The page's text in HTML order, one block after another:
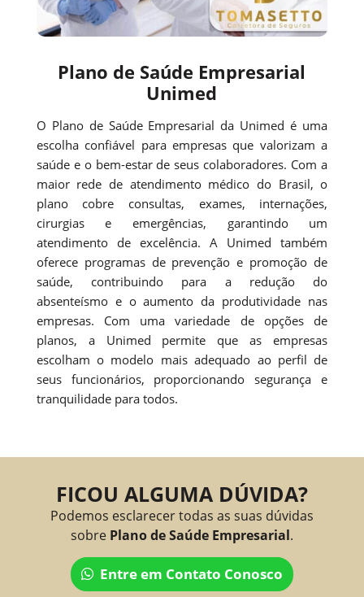
Plano de Saúde Empresarial
Unimed
O Plano de Saúde Empresarial da Unimed é uma
escolha confiável para empresas que valorizam a
saúde e o bem-estar de seus colaboradores. Com a
maior rede de atendimento médico do Brasil, o
plano cobre consultas, exames, internações,
cirurgias e emergências, garantindo um
atendimento de excelência. A Unimed também
oferece programas de prevenção e promoção de
saúde, contribuindo para a redução do
absenteísmo e o aumento da produtividade nas
empresas. Com uma variedade de opções de
planos, a Unimed permite que as empresas
escolham o modelo mais adequado ao perfil de
seus funcionários, proporcionando segurança e
tranquilidade para todos.
FICOU ALGUMA DÚVIDA?
Podemos esclarecer todas as suas dúvidas
sobre Plano de Saúde Empresarial.
Entre em Contato Conosco